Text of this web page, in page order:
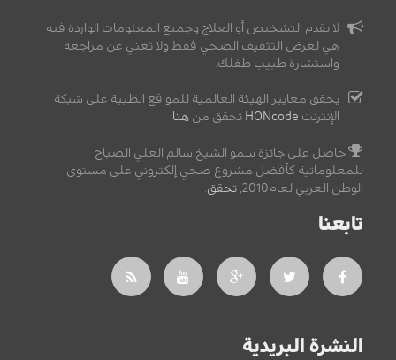
لا يقدم التشخيص أو العلاج وجميع المعلومات الواردة فيه
هي لغرض التثقيف الصحي فقط ولا تغني عن مراجعة
واستشارة طبيب طفلك.
يحقق معايير الهيئة العالمية للمواقع الطبية على شبكة
الإنترنت HONcode تحقق من هنا
حاصل على جائزة سمو الشيخ سالم العلي الصباح
للمعلوماتية كأفضل مشروع صحي إلكتروني على مستوى
الوطن العربي لعام2010,
تحقق
تابعنا
النشرة البريدية